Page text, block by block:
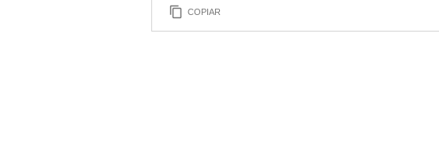
COPIAR